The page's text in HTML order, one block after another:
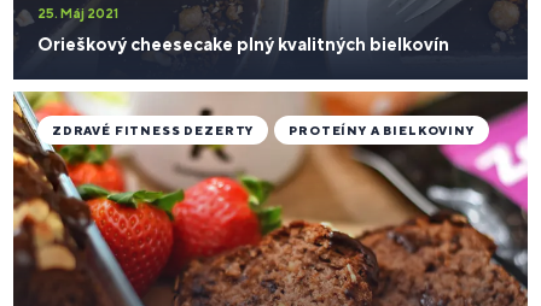
25. Máj 2021
Orieškový cheesecake plný kvalitných bielkovín
ZDRAVÉ FITNESS DEZERTY PROTEÍNY A BIELKOVINY